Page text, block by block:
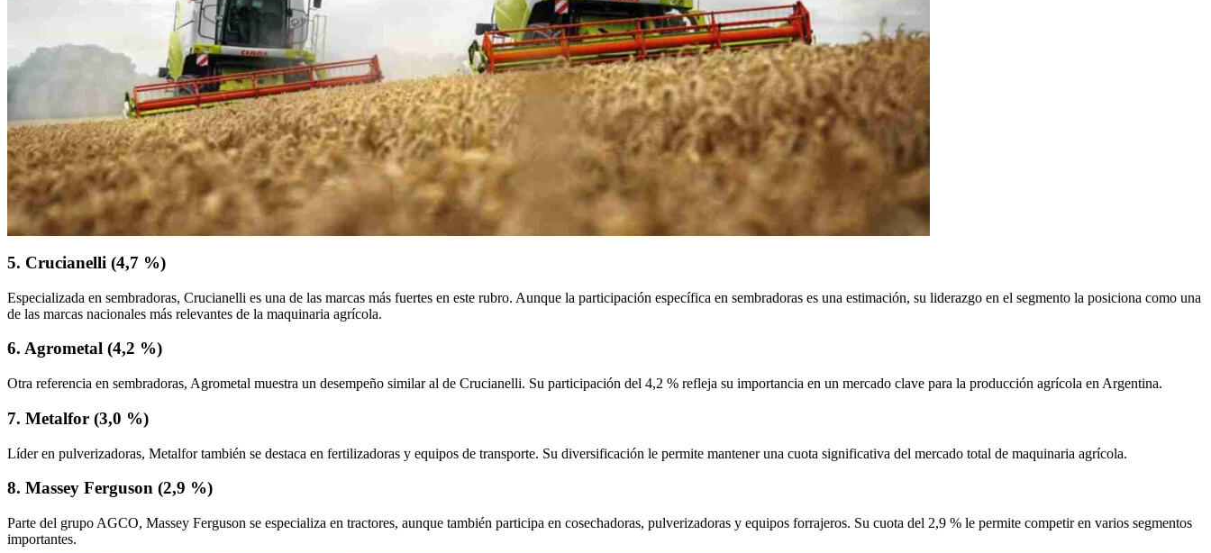
5. Crucianelli (4,7 %)
Especializada en sembradoras, Crucianelli es una de las marcas más fuertes en este rubro. Aunque la participación específica en sembradoras es una estimación, su liderazgo en el segmento la posiciona como una
de las marcas nacionales más relevantes de la maquinaria agrícola.
6. Agrometal (4,2 %)
Otra referencia en sembradoras, Agrometal muestra un desempeño similar al de Crucianelli. Su participación del 4,2 % refleja su importancia en un mercado clave para la producción agrícola en Argentina.
7. Metalfor (3,0 %)
Líder en pulverizadoras, Metalfor también se destaca en fertilizadoras y equipos de transporte. Su diversificación le permite mantener una cuota significativa del mercado total de maquinaria agrícola.
8. Massey Ferguson (2,9 %)
Parte del grupo AGCO, Massey Ferguson se especializa en tractores, aunque también participa en cosechadoras, pulverizadoras y equipos forrajeros. Su cuota del 2,9 % le permite competir en varios segmentos
importantes.